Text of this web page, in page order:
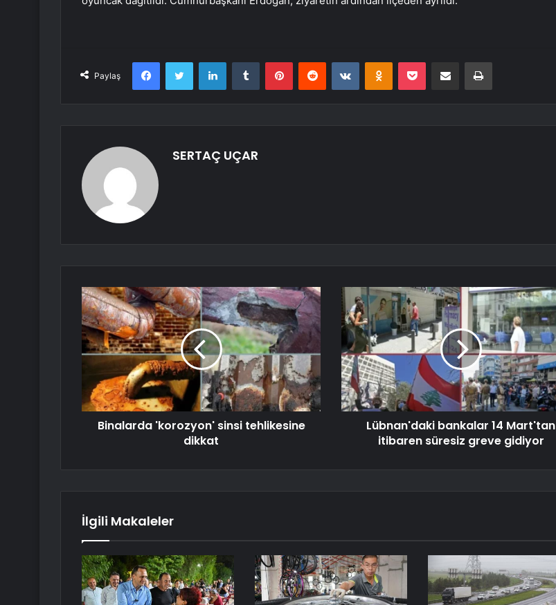
Paylaş
FacebookTwitter LinkedInTumblr PinterestReddit VKontakteOdnoklassniki
Pocket E-Posta ile paylaş Yazdır
SERTAÇ UÇAR
Binalarda 'korozyon' sinsi tehlikesine
dikkat
Lübnan'daki bankalar 14 Mart'tan
itibaren süresiz greve gidiyor
İlgili Makaleler